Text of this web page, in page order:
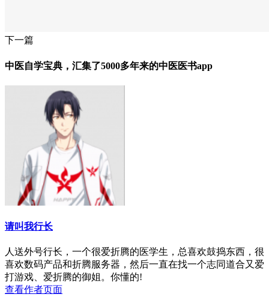
下一篇
中医自学宝典，汇集了5000多年来的中医医书app
请叫我行长
人送外号行长，一个很爱折腾的医学生，总喜欢鼓捣东西，很
喜欢数码产品和折腾服务器，然后一直在找一个志同道合又爱
打游戏、爱折腾的御姐。你懂的!
查看作者页面